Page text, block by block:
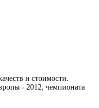
и стоимости.
- 2012, чемпионата